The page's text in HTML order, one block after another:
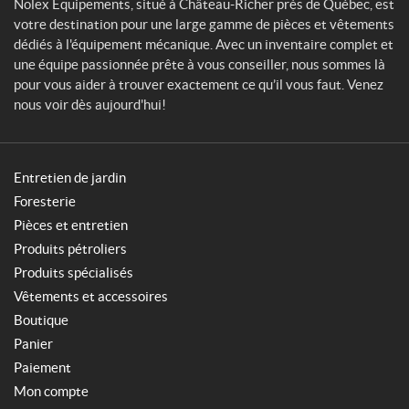
t
s
Nolex Équipements, situé à Château-Richer près de Québec, est
votre destination pour une large gamme de pièces et vêtements
dédiés à l'équipement mécanique. Avec un inventaire complet et
une équipe passionnée prête à vous conseiller, nous sommes là
pour vous aider à trouver exactement ce qu’il vous faut. Venez
nous voir dès aujourd'hui!
Entretien de jardin
Foresterie
Pièces et entretien
Produits pétroliers
Produits spécialisés
Vêtements et accessoires
Boutique
Panier
Paiement
Mon compte